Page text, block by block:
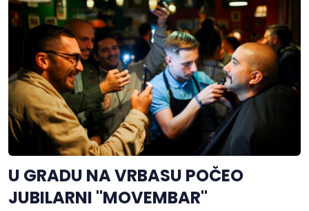
U GRADU NA VRBASU POČEO
JUBILARNI "MOVEMBAR"